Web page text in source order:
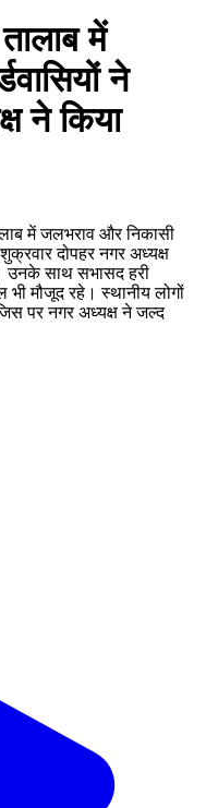
में
ने
ने किया
में जलभराव और निकासी
दोपहर नगर अध्यक्ष
उनके साथ सभासद हरी
भी मौजूद रहे। स्थानीय लोगों
पर नगर अध्यक्ष ने जल्द